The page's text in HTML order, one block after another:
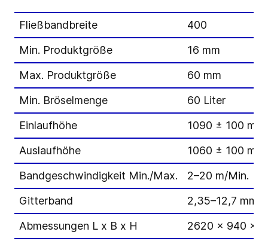
Fließbandbreite
400
Min. Produktgröße
16 mm
Max. Produktgröße
60 mm
Min. Bröselmenge
60 Liter
Einlaufhöhe
1090 ± 100 mm
Auslaufhöhe
1060 ± 100 mm
Bandgeschwindigkeit Min./Max.
2–20 m/Min.
Gitterband
2,35–12,7 mm
Abmessungen L x B x H
2620 x 940 x